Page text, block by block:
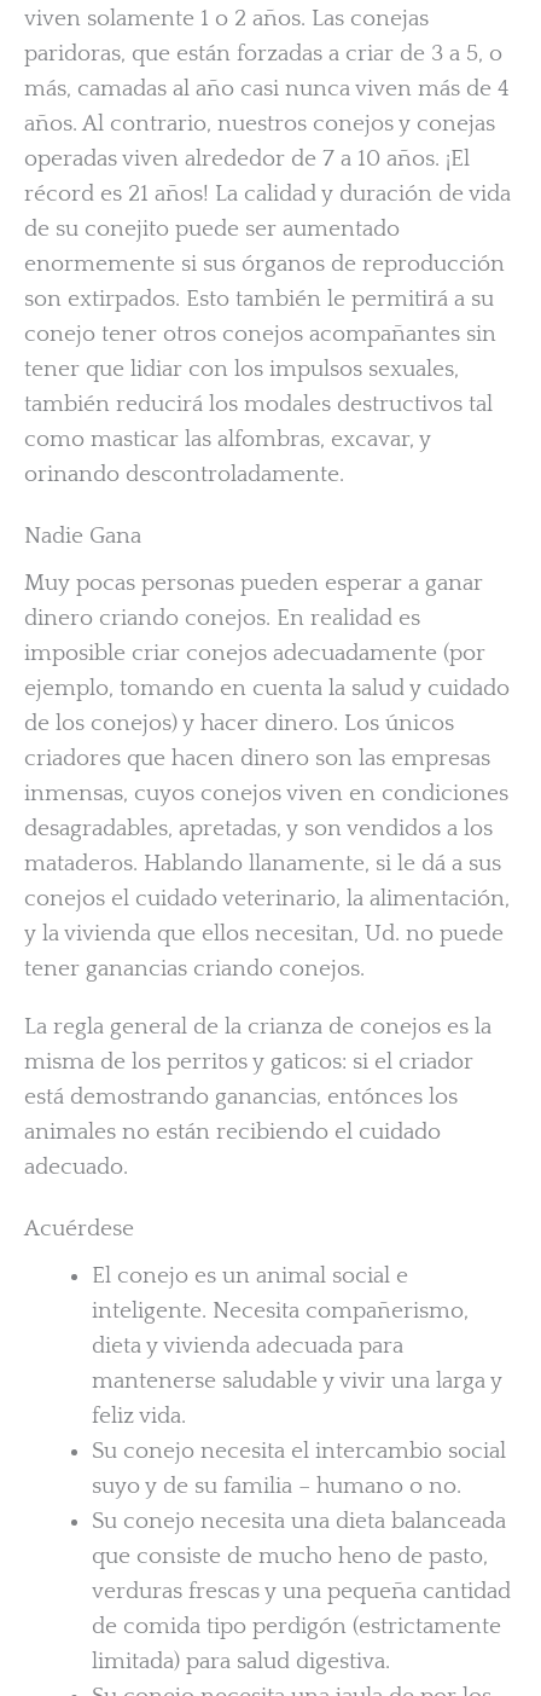
viven solamente 1 o 2 años. Las conejas
paridoras, que están forzadas a criar de 3 a 5, o
más, camadas al año casi nunca viven más de 4
años. Al contrario, nuestros conejos y conejas
operadas viven alrededor de 7 a 10 años. ¡El
récord es 21 años! La calidad y duración de vida
de su conejito puede ser aumentado
enormemente si sus órganos de reproducción
son extirpados. Esto también le permitirá a su
conejo tener otros conejos acompañantes sin
tener que lidiar con los impulsos sexuales,
también reducirá los modales destructivos tal
como masticar las alfombras, excavar, y
orinando descontroladamente.
Nadie Gana
Muy pocas personas pueden esperar a ganar
dinero criando conejos. En realidad es
imposible criar conejos adecuadamente (por
ejemplo, tomando en cuenta la salud y cuidado
de los conejos) y hacer dinero. Los únicos
criadores que hacen dinero son las empresas
inmensas, cuyos conejos viven en condiciones
desagradables, apretadas, y son vendidos a los
mataderos. Hablando llanamente, si le dá a sus
conejos el cuidado veterinario, la alimentación,
y la vivienda que ellos necesitan, Ud. no puede
tener ganancias criando conejos.
La regla general de la crianza de conejos es la
misma de los perritos y gaticos: si el criador
está demostrando ganancias, entónces los
animales no están recibiendo el cuidado
adecuado.
Acuérdese
El conejo es un animal social e
inteligente. Necesita compañerismo,
dieta y vivienda adecuada para
mantenerse saludable y vivir una larga y
feliz vida.
Su conejo necesita el intercambio social
suyo y de su familia – humano o no.
Su conejo necesita una dieta balanceada
que consiste de mucho heno de pasto,
verduras frescas y una pequeña cantidad
de comida tipo perdigón (estrictamente
limitada) para salud digestiva.